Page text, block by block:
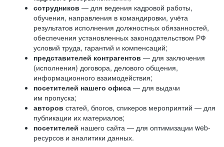
сотрудников — для ведения кадровой работы,
обучения, направления в командировки, учёта
результатов исполнения должностных обязанностей,
обеспечения установленных законодательством РФ
условий труда, гарантий и компенсаций;
представителей контрагентов — для заключения
(исполнения) договора, делового общения,
информационного взаимодействия;
посетителей нашего офиса — для выдачи
им пропуска;
авторов статей, блогов, спикеров мероприятий — для
публикации их материалов;
посетителей нашего сайта — для оптимизации web-
ресурсов и аналитики данных.